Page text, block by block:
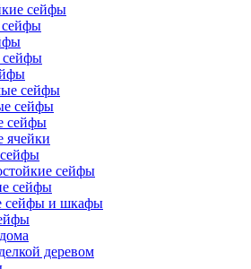
сейфы
сейфы
сейфы
сейфы
сейфы
ячейки
сейфы
сейфы
сейфы и шкафы
деревом